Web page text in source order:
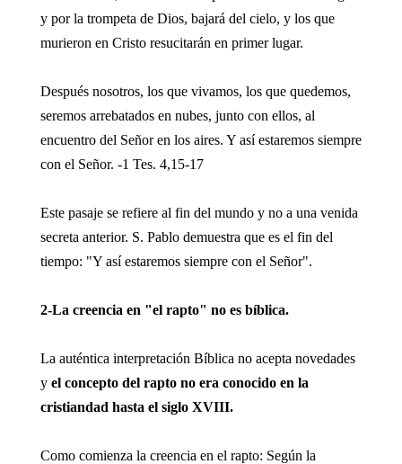
y por la trompeta de Dios, bajará del cielo, y los que
murieron en Cristo resucitarán en primer lugar.
Después nosotros, los que vivamos, los que quedemos,
seremos arrebatados en nubes, junto con ellos, al
encuentro del Señor en los aires. Y así estaremos siempre
con el Señor. -1 Tes. 4,15-17
Este pasaje se refiere al fin del mundo y no a una venida
secreta anterior. S. Pablo demuestra que es el fin del
tiempo: "Y así estaremos siempre con el Señor".
2-La creencia en "el rapto" no es bíblica.
La auténtica interpretación Bíblica no acepta novedades
y el concepto del rapto no era conocido en la
cristiandad hasta el siglo XVIII.
Como comienza la creencia en el rapto: Según la